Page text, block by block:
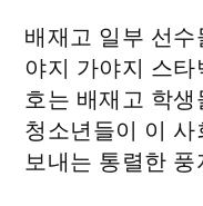
배재고 일부 선
야지 가야지 스
호는 배재고 학
청소년들이 이
보내는 통렬한